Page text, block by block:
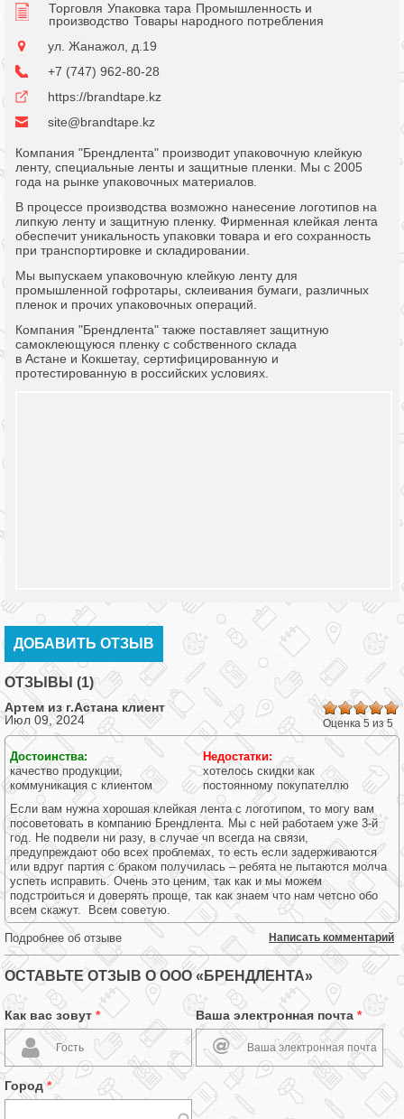
Торговля Упаковка тара Промышленность и
производство Товары народного потребления
ул. Жанажол, д.19
+7 (747) 962-80-28
https://brandtape.kz
site@brandtape.kz
Компания "Брендлента" производит упаковочную клейкую
ленту, специальные ленты и защитные пленки. Мы с 2005
года на рынке упаковочных материалов.
В процессе производства возможно нанесение логотипов на
липкую ленту и защитную пленку. Фирменная клейкая лента
обеспечит уникальность упаковки товара и его сохранность
при транспортировке и складировании.
Мы выпускаем упаковочную клейкую ленту для
промышленной гофротары, склеивания бумаги, различных
пленок и прочих упаковочных операций.
Компания "Брендлента" также поставляет защитную
самоклеющуюся пленку с собственного склада
в Астане и Кокшетау, сертифицированную и
протестированную в российских условиях.
ДОБАВИТЬ ОТЗЫВ
ОТЗЫВЫ (1)
Оценка 5 из 5
Артем из г.Астана клиент
Июл 09, 2024
Достоинства:
качество продукции,
коммуникация с клиентом
Недостатки:
хотелось скидки как
постоянному покупателлю
Если вам нужна хорошая клейкая лента с логотипом, то могу вам
посоветовать в компанию Брендлента. Мы с ней работаем уже 3-й
год. Не подвели ни разу, в случае чп всегда на связи,
предупреждают обо всех проблемах, то есть если задерживаются
или вдруг партия с браком получилась – ребята не пытаются молча
успеть исправить. Очень это ценим, так как и мы можем
подстроиться и доверять проще, так как знаем что нам четсно обо
всем скажут. Всем советую.
Подробнее об отзыве Написать комментарий
ОСТАВЬТЕ ОТЗЫВ О ООО «БРЕНДЛЕНТА»
Как вас зовут * Ваша электронная почта *
Город*